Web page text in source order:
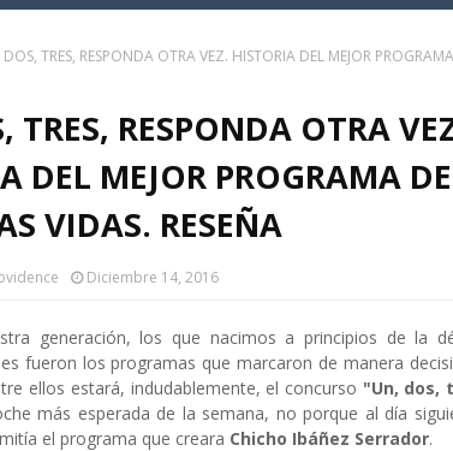
TRES, RESPONDA OTRA VEZ. HISTORIA DEL MEJOR
TRES, RESPONDA OTRA
DEL MEJOR PROGRAMA DE
VIDAS. RESEÑA
Diciembre 14, 2016
generación, los que nacimos a principios de la
fueron los programas que marcaron de manera
ellos estará, indudablemente, el concurso "Un, dos,
más esperada de la semana, no porque al día
el programa que creara Chicho Ibáñez Serrador.